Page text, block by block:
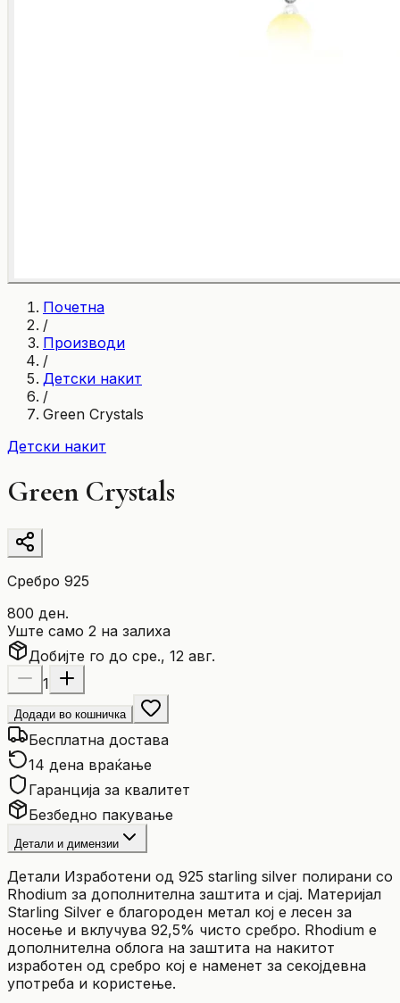
Почетна
/
Производи
/
Детски накит
/
Green Crystals
Детски накит
Green Crystals
Сребро 925
800 ден.
Уште само 2 на залиха
Добијте го до сре., 12 авг.
1
Додади во кошничка
Бесплатна достава
14 дена враќање
Гаранција за квалитет
Безбедно пакување
Детали и димензии
Детали Изработени од 925 starling silver полирани со
Rhodium за дополнителна заштита и сјај. Материјал
Starling Silver е благороден метал кој е лесен за
носење и вклучува 92,5% чисто сребро. Rhodium е
дополнителна облога на заштита на накитот
изработен од сребро кој е наменет за секојдевна
употреба и користење.